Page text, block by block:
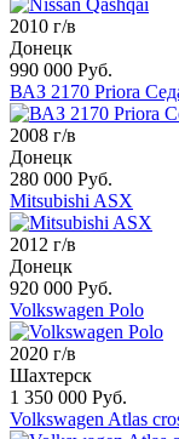
2010 г/в
Донецк
990 000 Руб.
ВАЗ 2170 Priora
2008 г/в
Донецк
280 000 Руб.
Mitsubishi ASX
2012 г/в
Донецк
920 000 Руб.
Volkswagen Polo
2020 г/в
Шахтерск
1 350 000 Руб.
Volkswagen Atlas